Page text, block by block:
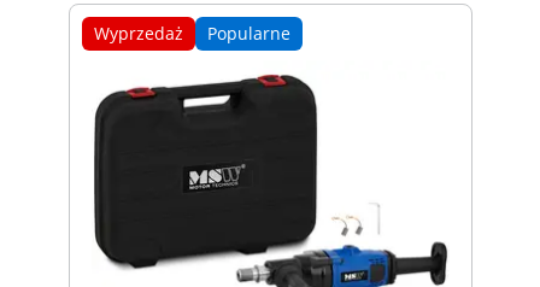
Wyprzedaż Popularne